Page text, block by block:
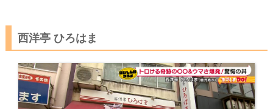
西洋亭 ひろはま